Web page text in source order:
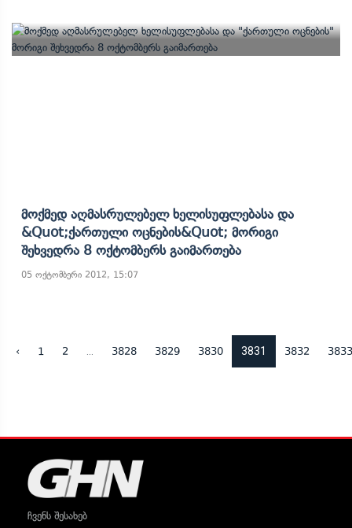
Მოქმედ Აღმასრულებელ Ხელისუფლებასა Და
&quot;ქართული Ოცნების&quot; Მორიგი
Შეხვედრა 8 Ოქტომბერს Გაიმართება
05 ოქტომბერი 2012, 15:07
‹ 1 2 3828 3829 3830 3831 3832 3833
ჩვენს შესახებ